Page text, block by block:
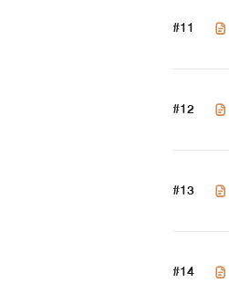
#11
#12
#13
#14